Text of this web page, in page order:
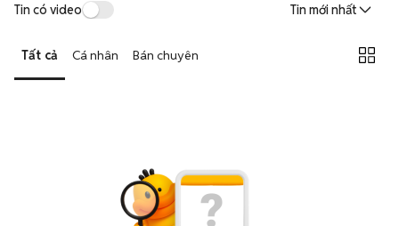
Tin có video Tin mới nhất
Tất cả Cá nhân Bán chuyên